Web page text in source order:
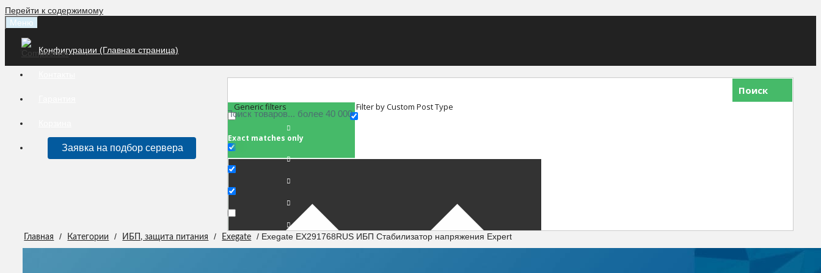
Перейти к содержимому
Меню
Конфигурации (Главная страница)
Заявка на подбор сервера
Поиск
Generic filters
Exact matches only
Filter by Custom Post Type
Главная / Категории / ИБП, защита питания / Exegate / Exegate EX291768RUS ИБП Стабилизатор напряжения Expert